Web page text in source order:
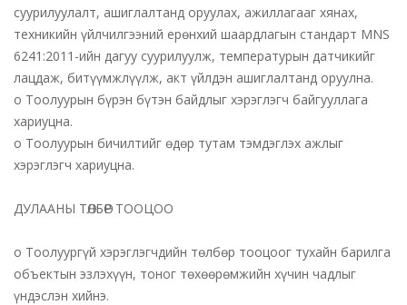
суурилуулалт, ашиглалтанд оруулах, ажиллагааг хянах,
техникийн үйлчилгээний ерөнхий шаардлагын стандарт MNS
6241:2011-ийн дагуу суурилуулж, температурын датчикийг
лацдаж, битүүмжлүүлж, акт үйлдэн ашиглалтанд оруулна.
o Тоолуурын бүрэн бүтэн байдлыг хэрэглэгч байгууллага
хариуцна.
o Тоолуурын бичилтийг өдөр тутам тэмдэглэх ажлыг
хэрэглэгч хариуцна.
ДУЛААНЫ ТӨЛБӨР ТООЦОО
o Тоолуургүй хэрэглэгчдийн төлбөр тооцоог тухайн барилга
объектын эзлэхүүн, тоног төхөөрөмжийн хүчин чадлыг
үндэслэн хийнэ.